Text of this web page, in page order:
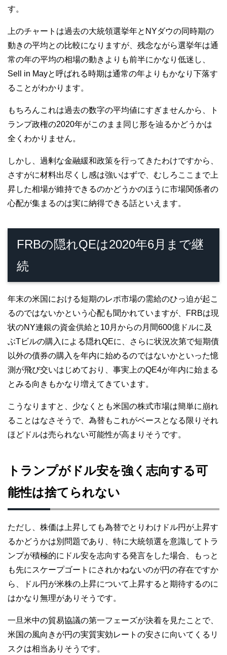
す。
上のチャートは過去の大統領選挙年とNYダウの同時期の
動きの平均との比較になりますが、残念ながら選挙年は通
常の年の平均の相場の動きよりも前半にかなり低迷し、
Sell in Mayと呼ばれる時期は通常の年よりもかなり下落す
ることがわかります。
もちろんこれは過去の数字の平均値にすぎませんから、ト
ランプ政権の2020年がこのまま同じ形を辿るかどうかは
全くわかりません。
しかし、過剰な金融緩和政策を行ってきたわけですから、
さすがに材料出尽くし感は強いはずで、むしろここまで上
昇した相場が維持できるのかどうかのほうに市場関係者の
心配が集まるのは実に納得できる話といえます。
FRBの隠れQEは2020年6月まで継
続
年末の米国における短期のレポ市場の需給のひっ迫が起こ
るのではないかという心配も聞かれていますが、FRBは現
状のNY連銀の資金供給と10月からの月間600億ドルに及
ぶTビルの購入による隠れQEに、さらに状況次第で短期債
以外の債券の購入を年内に始めるのではないかといった憶
測が飛び交いはじめており、事実上のQE4が年内に始まる
とみる向きもかなり増えてきています。
こうなりますと、少なくとも米国の株式市場は簡単に崩れ
ることはなさそうで、為替もこれがベースとなる限りそれ
ほどドルは売られない可能性が高まりそうです。
トランプがドル安を強く志向する可
能性は捨てられない
ただし、株価は上昇しても為替でとりわけドル円が上昇す
るかどうかは別問題であり、特に大統領選を意識してトラ
ンプが積極的にドル安を志向する発言をした場合、もっと
も先にスケープゴートにされかねないのが円の存在ですか
ら、ドル円が米株の上昇について上昇すると期待するのに
はかなり無理がありそうです。
一旦米中の貿易協議の第一フェーズが決着を見たことで、
米国の風向きが円の実質実効レートの安さに向いてくるリ
スクは相当ありそうです。